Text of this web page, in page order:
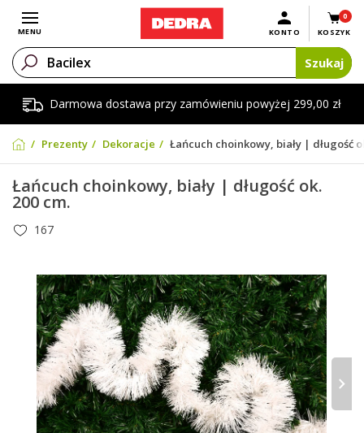
Darmowa dostawa przy zamówieniu powyżej 299,00 zł
Otwórz menu
MENU
0
KOSZYK
KONTO
Szukaj
Prezenty Dekoracje Łańcuch choinkowy, biały | długość
Łańcuch choinkowy, biały | długość ok.
200 cm.
167
›